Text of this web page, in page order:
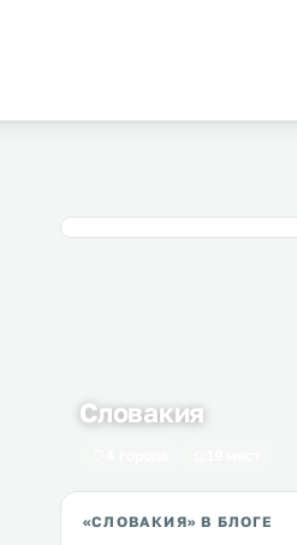
Словакия
«СЛОВАКИЯ» В БЛОГЕ